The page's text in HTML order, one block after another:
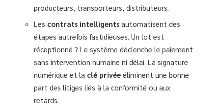
producteurs, transporteurs, distributeurs.
Les contrats intelligents automatisent des
étapes autrefois fastidieuses. Un lot est
réceptionné ? Le système déclenche le paiement
sans intervention humaine ni délai. La signature
numérique et la clé privée éliminent une bonne
part des litiges liés à la conformité ou aux
retards.